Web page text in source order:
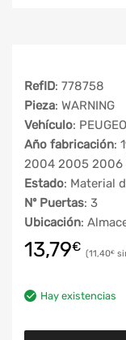
RefID: 778758
Pieza: WARNING
Vehículo:
Año fabricación:
2004 2005 2006
Estado: Material
Nº Puertas: 3
Ubicación:
13,79€ 11,40€
Hay existencias